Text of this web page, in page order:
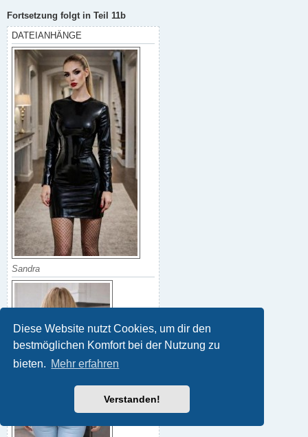
Diese Website nutzt Cookies, um dir den
bestmöglichen Komfort bei der Nutzung zu
bieten. Mehr erfahren
Verstanden!
Fortsetzung folgt in Teil 11b
DATEIANHÄNGE
Sandra